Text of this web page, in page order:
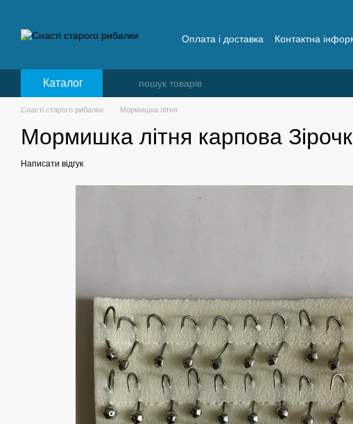
Оплата і доставка Контактна
Каталог
Снасті старого рибалки Мормишка літня
Мормишка літня карпова
Написати відгук